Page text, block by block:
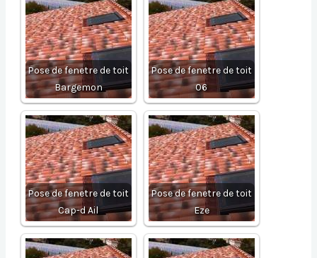
Pose de fenetre de toit
Bargemon
Pose de fenetre de toit
06
Pose de fenetre de toit
Cap-d Ail
Pose de fenetre de toit
Eze